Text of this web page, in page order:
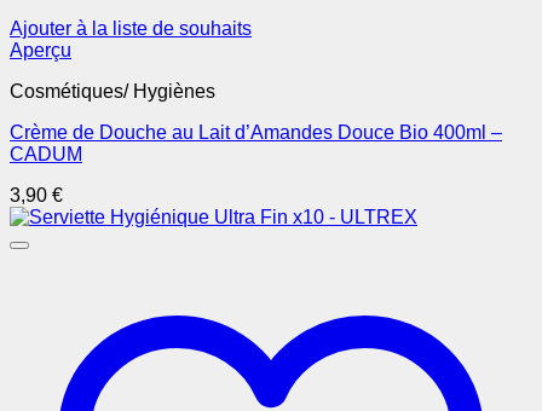
Ajouter à la liste de souhaits
Aperçu
Cosmétiques/ Hygiènes
Crème de Douche au Lait d’Amandes Douce Bio 400ml –
CADUM
3,90 €